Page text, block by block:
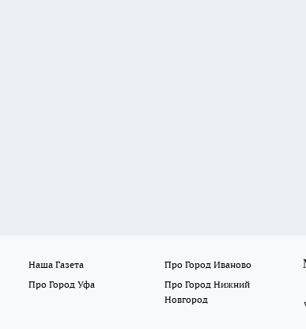
Наша Газета
Про Город Иваново
Про Город Уфа
Про Город Нижний
Новгород